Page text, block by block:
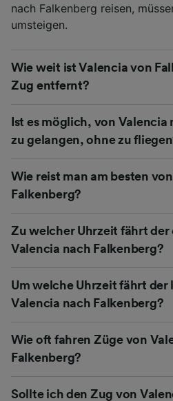
nach Falkenberg reisen,
umsteigen.
Wie weit ist Valencia von
Zug entfernt?
Ist es möglich, von Valencia
zu gelangen, ohne zu
Wie reist man am besten
Falkenberg?
Zu welcher Uhrzeit fährt der
Valencia nach Falkenberg?
Um welche Uhrzeit fährt der
Valencia nach Falkenberg?
Wie oft fahren Züge von
Falkenberg?
Sollte ich den Zug von